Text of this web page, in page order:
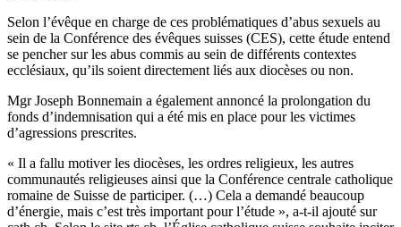
Selon l’évêque en charge de ces problématiques d’abus sexuels au
sein de la Conférence des évêques suisses (CES), cette étude entend
se pencher sur les abus commis au sein de différents contextes
ecclésiaux, qu’ils soient directement liés aux diocèses ou non.
Mgr Joseph Bonnemain a également annoncé la prolongation du
fonds d’indemnisation qui a été mis en place pour les victimes
d’agressions prescrites.
« Il a fallu motiver les diocèses, les ordres religieux, les autres
communautés religieuses ainsi que la Conférence centrale catholique
romaine de Suisse de participer. (…) Cela a demandé beaucoup
d’énergie, mais c’est très important pour l’étude », a-t-il ajouté sur